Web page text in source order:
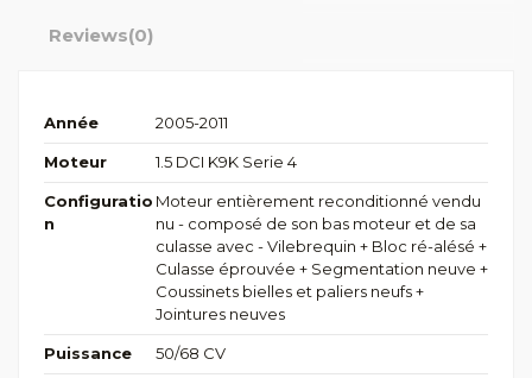
Reviews(0)
Année 2005-2011
Moteur 1.5 DCI K9K Serie 4
Configuratio
n
Moteur entièrement reconditionné vendu
nu - composé de son bas moteur et de sa
culasse avec - Vilebrequin + Bloc ré-alésé +
Culasse éprouvée + Segmentation neuve +
Coussinets bielles et paliers neufs +
Jointures neuves
Puissance 50/68 CV